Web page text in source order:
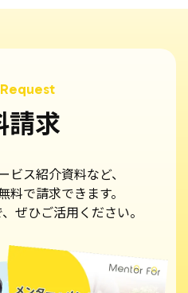
請求
ビス紹介資料など、
料で請求できます。
ぜひご活用ください。